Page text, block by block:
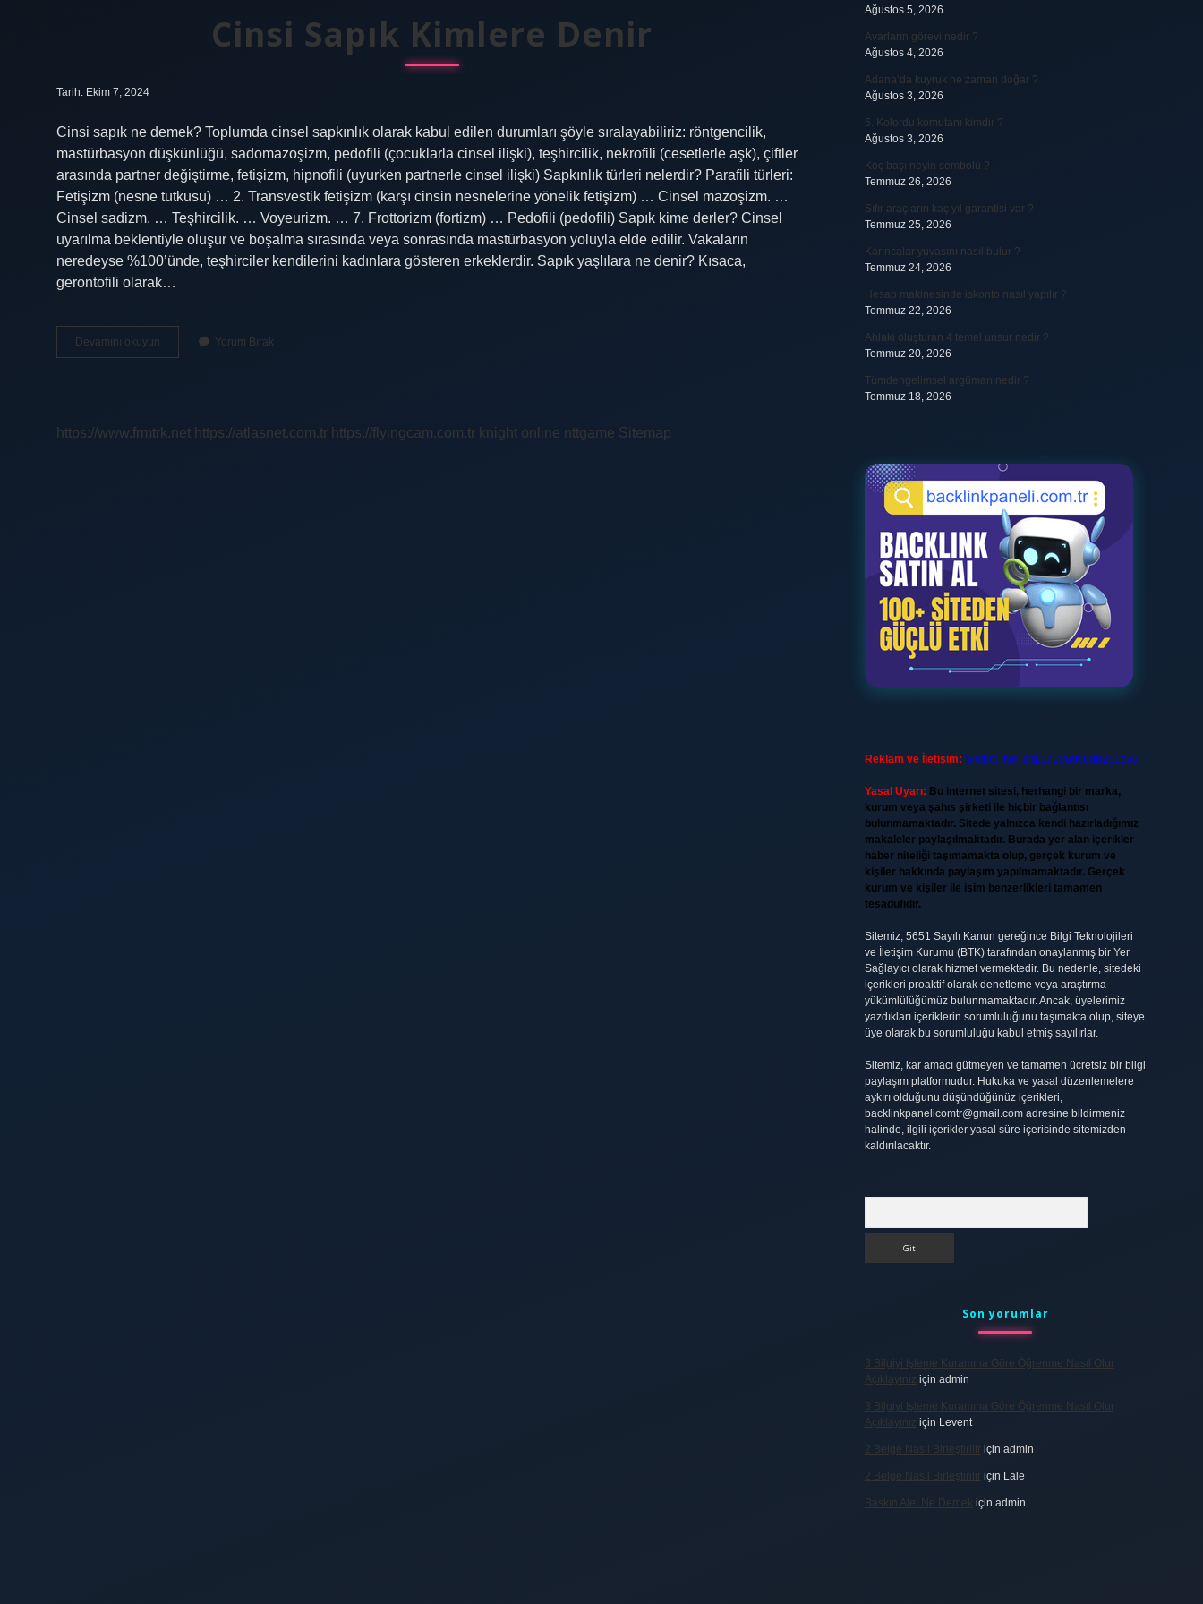
Cinsi Sapık Kimlere Denir
Tarih: Ekim 7, 2024
Cinsi sapık ne demek? Toplumda cinsel sapkınlık olarak kabul edilen durumları şöyle sıralayabiliriz: röntgencilik,
mastürbasyon düşkünlüğü, sadomazoşizm, pedofili (çocuklarla cinsel ilişki), teşhircilik, nekrofili (cesetlerle aşk), çiftler
arasında partner değiştirme, fetişizm, hipnofili (uyurken partnerle cinsel ilişki) Sapkınlık türleri nelerdir? Parafili türleri:
Fetişizm (nesne tutkusu) … 2. Transvestik fetişizm (karşı cinsin nesnelerine yönelik fetişizm) … Cinsel mazoşizm. …
Cinsel sadizm. … Teşhircilik. … Voyeurizm. … 7. Frottorizm (fortizm) … Pedofili (pedofili) Sapık kime derler? Cinsel
uyarılma beklentiyle oluşur ve boşalma sırasında veya sonrasında mastürbasyon yoluyla elde edilir. Vakaların
neredeyse %100’ünde, teşhirciler kendilerini kadınlara gösteren erkeklerdir. Sapık yaşlılara ne denir? Kısaca,
gerontofili olarak…
Devamını okuyun
Sapık
Yorum Bırak
https://www.frmtrk.net https://atlasnet.com.tr https://flyingcam.com.tr knight online nttgame Sitemap
Ağustos 5, 2026
Avarların görevi nedir ?
Ağustos 4, 2026
Adana’da kuyruk ne zaman doğar ?
Ağustos 3, 2026
5. Kolordu komutanı kimdir ?
Ağustos 3, 2026
Koç başı neyin sembolü ?
Temmuz 26, 2026
Sıfır araçların kaç yıl garantisi var ?
Temmuz 25, 2026
Karıncalar yuvasını nasıl bulur ?
Temmuz 24, 2026
Hesap makinesinde iskonto nasıl yapılır ?
Temmuz 22, 2026
Ahlaki oluşturan 4 temel unsur nedir ?
Temmuz 20, 2026
Tümdengelimsel argüman nedir ?
Temmuz 18, 2026
Reklam ve İletişim: Skype: live:.cid.575569c608265c69
Yasal Uyarı: Bu internet sitesi, herhangi bir marka,
kurum veya şahıs şirketi ile hiçbir bağlantısı
bulunmamaktadır. Sitede yalnızca kendi hazırladığımız
makaleler paylaşılmaktadır. Burada yer alan içerikler
haber niteliği taşımamakta olup, gerçek kurum ve
kişiler hakkında paylaşım yapılmamaktadır. Gerçek
kurum ve kişiler ile isim benzerlikleri tamamen
tesadüfidir.
Sitemiz, 5651 Sayılı Kanun gereğince Bilgi Teknolojileri
ve İletişim Kurumu (BTK) tarafından onaylanmış bir Yer
Sağlayıcı olarak hizmet vermektedir. Bu nedenle, sitedeki
içerikleri proaktif olarak denetleme veya araştırma
yükümlülüğümüz bulunmamaktadır. Ancak, üyelerimiz
yazdıkları içeriklerin sorumluluğunu taşımakta olup, siteye
üye olarak bu sorumluluğu kabul etmiş sayılırlar.
Sitemiz, kar amacı gütmeyen ve tamamen ücretsiz bir bilgi
paylaşım platformudur. Hukuka ve yasal düzenlemelere
aykırı olduğunu düşündüğünüz içerikleri,
backlinkpanelicomtr@gmail.comadresine bildirmeniz
halinde, ilgili içerikler yasal süre içerisinde sitemizden
kaldırılacaktır.
Son yorumlar
3 Bilgiyi Işleme Kuramına Göre Öğrenme Nasıl Olur
Açıklayınız için admin
3 Bilgiyi Işleme Kuramına Göre Öğrenme Nasıl Olur
Açıklayınız için Levent
2 Belge Nasıl Birleştirilir için admin
2 Belge Nasıl Birleştirilir için Lale
Baskın Alel Ne Demek için admin